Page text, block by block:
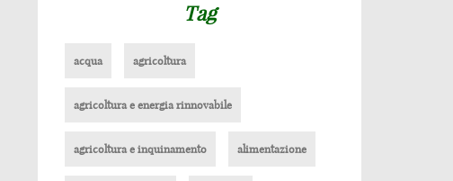
Tag
acqua agricoltura
agricoltura e energia rinnovabile
agricoltura e inquinamento alimentazione